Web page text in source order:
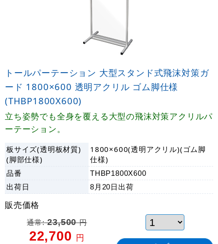
トールパーテーション 大型スタンド式飛沫対策ガ
ード 1800×600 透明アクリル ゴム脚仕様
(THBP1800X600)
立ち姿勢でも全身を覆える大型の飛沫対策アクリルパ
ーテーション。
板サイズ(透明板材質)
(脚部仕様)
1800×600(透明アクリル)(ゴム脚
仕様)
品番
THBP1800X600
出荷日 8月20日 出荷
販売価格
通常:23,500円
22,700 円